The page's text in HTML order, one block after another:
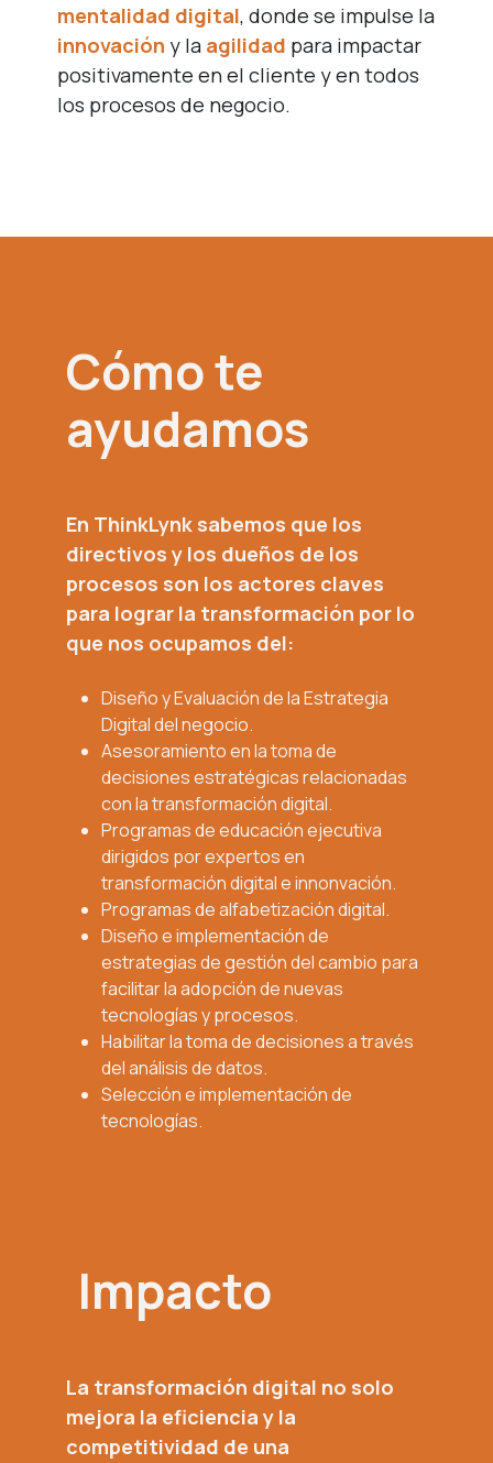
mentalidad digital, donde se impulse la
innovación y la agilidad para impactar
positivamente en el cliente y en todos
los procesos de negocio.
Cómo te
ayudamos
En ThinkLynk sabemos que los
directivos y los dueños de los
procesos son los actores claves
para lograr la transformación por lo
que nos ocupamos del:
Diseño y Evaluación de la Estrategia
Digital del negocio.
Asesoramiento en la toma de
decisiones estratégicas relacionadas
con la transformación digital.
Programas de educación ejecutiva
dirigidos por expertos en
transformación digital e innonvación.
Programas de alfabetización digital.
Diseño e implementación de
estrategias de gestión del cambio para
facilitar la adopción de nuevas
tecnologías y procesos.
Habilitar la toma de decisiones a través
del análisis de datos.
Selección e implementación de
tecnologías.
Impacto
La transformación digital no solo
mejora la eficiencia y la
competitividad de una